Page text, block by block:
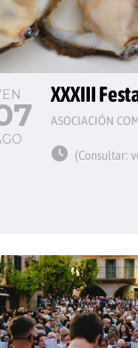
XXXIII
(Consultar: